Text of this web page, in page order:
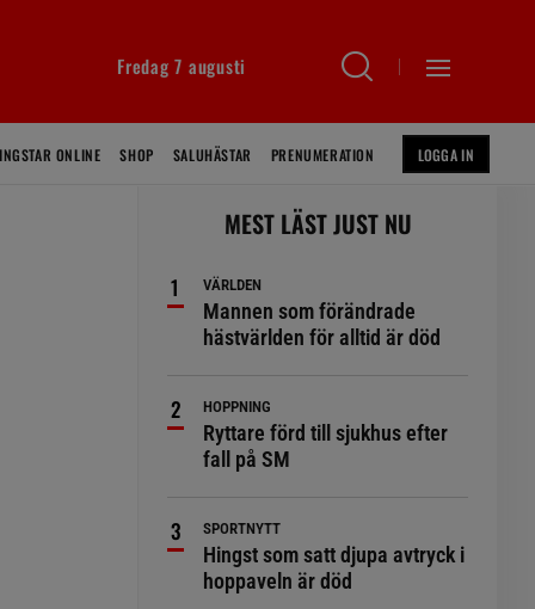
Fredag 7 augusti
ONLINE SHOP SALUHÄSTAR PRENUMERATION LOGGA IN
MEST LÄST JUST NU
VÄRLDEN
Mannen som förändrade
hästvärlden för alltid är död
HOPPNING
Ryttare förd till sjukhus efter
fall på SM
SPORTNYTT
Hingst som satt djupa avtryck i
hoppaveln är död